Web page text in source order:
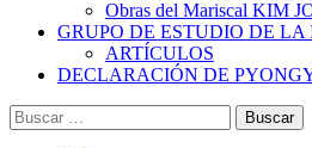
Obras del Mariscal KIM
GRUPO DE ESTUDIO DE LA
ARTÍCULOS
DECLARACIÓN DE
Buscar: